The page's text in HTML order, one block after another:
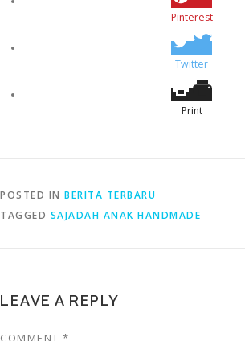
Pinterest
Twitter
Print
POSTED IN BERITA TERBARU
TAGGED SAJADAH ANAK HANDMADE
LEAVE A REPLY
COMMENT *